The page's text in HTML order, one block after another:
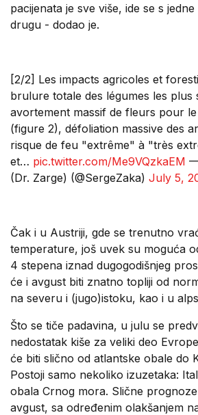
pacijenata je sve više, ide se s
drugu - dodao je.
[2/2] Les impacts agricoles et
brulure totale des légumes les plus
avortement massif de fleurs pour
(figure 2), défoliation massive des
risque de feu "extrême" à "très
et… pic.twitter.com/Me9VQzkaEM
(Dr. Zarge) (@SergeZaka) July 5,
Čak i u Austriji, gde se trenutno
temperature, još uvek su moguća
4 stepena iznad dugogodišnjeg
će i avgust biti znatno topliji od
na severu i (jugo)istoku, kao i u
Što se tiče padavina, u julu se
nedostatak kiše za veliki deo
će biti slično od atlantske obale do
Postoji samo nekoliko izuzetaka:
obala Crnog mora. Slične
avgust, sa određenim olakšanjem